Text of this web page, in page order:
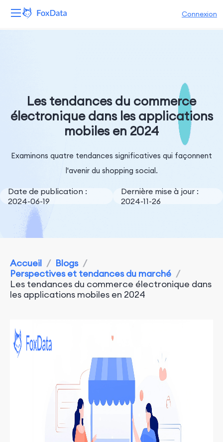
Connexion
Ressources
Les tendances du commerce
électronique dans les applications
mobiles en 2024
Examinons quatre tendances significatives qui façonnent
l'avenir du shopping social.
Date de publication :
2024-06-19
Dernière mise à jour :
2024-11-26
Accueil / Blogs /
Perspectives et tendances du marché /
Les tendances du commerce électronique dans
les applications mobiles en 2024